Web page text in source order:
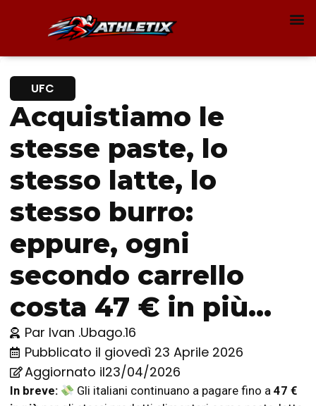
UFC
Acquistiamo le
stesse paste, lo
stesso latte, lo
stesso burro:
eppure, ogni
secondo carrello
costa 47 € in più…
Par Ivan .Ubago.16
Pubblicato il giovedì 23 Aprile 2026
Aggiornato il23/04/2026
In breve: Gli italiani continuano a pagare fino a47 €